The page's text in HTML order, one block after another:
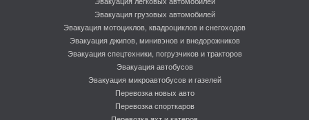
Эвакуация грузовых автомобилей
Эвакуация мотоциклов, квадроциклов и снегоходов
Эвакуация джипов, минивэнов и внедорожников
Эвакуация спецтехники, погрузчиков и тракторов
Эвакуация автобусов
Эвакуация микроавтобусов и газелей
Перевозка новых авто
Перевозка спорткаров